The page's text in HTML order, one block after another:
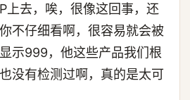
上去，唉，很像这回事，还
不仔细看啊，很容易就会被
示999，他这些产品我们根
没有检测过啊，真的是太可